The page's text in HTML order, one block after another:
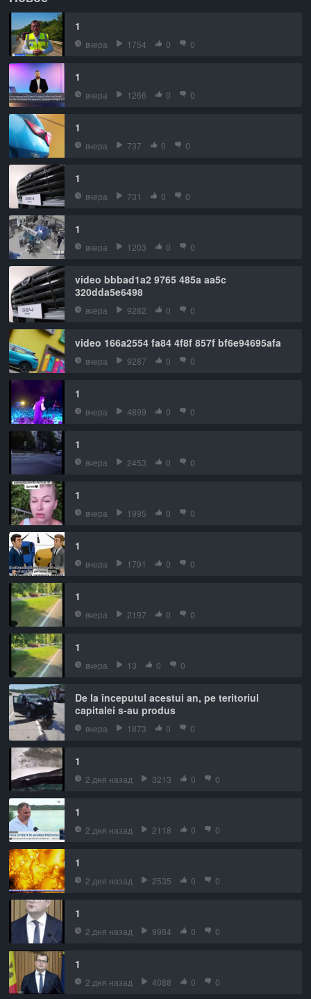
1
вчера 1754 0 0
1
вчера 1266 0 0
1
вчера 737 0 0
1
вчера 731 0 0
1
вчера 1203 0 0
video bbbad1a2 9765 485a aa5c
320dda5e6498
вчера 9282 0 0
video 166a2554 fa84 4f8f 857f bf6e94695afa
вчера 9287 0 0
1
вчера 4899 0 0
1
вчера 2453 0 0
1
вчера 1995 0 0
1
вчера 1791 0 0
1
вчера 2197 0 0
1
вчера 13 0 0
De la începutul acestui an, pe teritoriul
capitalei s-au produs
вчера 1873 0 0
1
2 дня назад 3213 0 0
1
2 дня назад 2118 0 0
1
2 дня назад 2535 0 0
1
2 дня назад 9984 0 0
1
2 дня назад 4088 0 0